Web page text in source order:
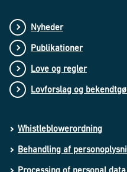
Nyheder
Publikationer
Love og regler
Lovforslag og
Whistleblowerordning
Behandling af
Processing of personal data